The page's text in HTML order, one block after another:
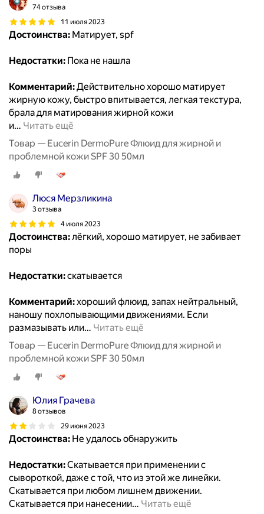
74 отзыва
11 июля 2023
Достоинства: Матирует, spf
Недостатки: Пока не нашла
Комментарий:Действительно хорошо матирует
жирную кожу, быстро впитывается, легкая текстура,
брала для матирования жирной кожи
и… Читать ещё
Товар — Eucerin DermoPure Флюид для жирной и
проблемной кожи SPF 30 50мл
Люся Мерзликина
3 отзыва
4 июля 2023
Достоинства:лёгкий, хорошо матирует, не забивает
поры
Недостатки:скатывается
Комментарий:хороший флюид, запах нейтральный,
наношу похлопывающими движениями. Если
размазывать или… Читать ещё
Товар — Eucerin DermoPure Флюид для жирной и
проблемной кожи SPF 30 50мл
Юлия Грачева
8 отзывов
29 июня 2023
Достоинства: Не удалось обнаружить
Недостатки:Скатывается при применении с
сывороткой, даже с той, что из этой же линейки.
Скатывается при любом лишнем движении.
Скатывается при нанесении… Читать ещё